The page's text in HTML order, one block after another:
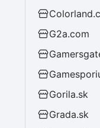
G2a.com
Gorila.sk
Grada.sk